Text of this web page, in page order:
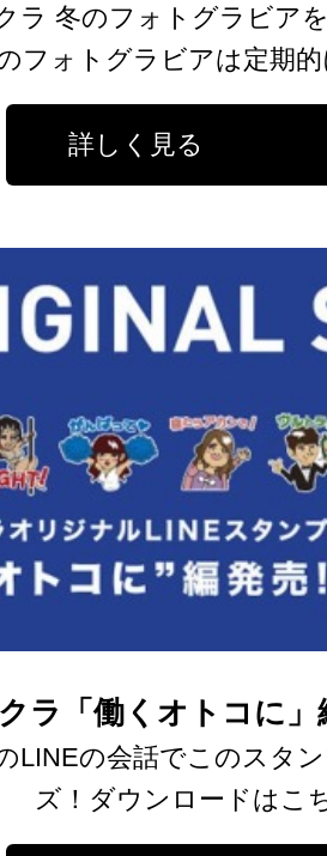
ラ 冬のフォトグラビア
フォトグラビアは定期
詳しく見る
ラ「働くオトコに
LINEの会話でこのスタ
ズ！ダウンロードはこ